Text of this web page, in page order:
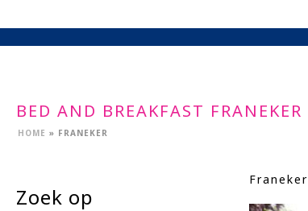
BED AND BREAKFAST FRANEKER
HOME » FRANEKER
Franeker
Zoek op